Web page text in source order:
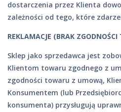
dostarczenia przez Klienta
zależności od tego, które
REKLAMACJE (BRAK
Sklep jako sprzedawca jest
Klientom towaru zgodnego z
zgodności towaru z umową,
Konsumentem (lub
konsumenta) przysługują